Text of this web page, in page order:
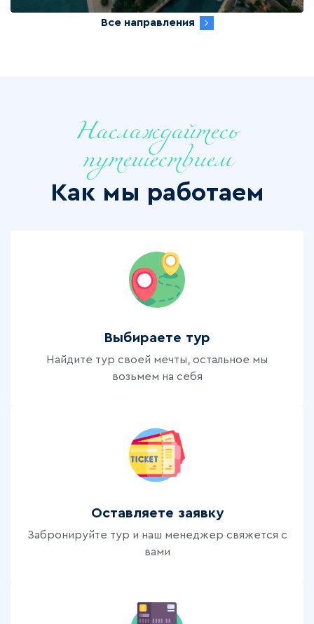
Все направления
Как мы работаем
Наслаждайтесь
путешествием
Выбираете тур
Найдите тур своей мечты, остальное мы
возьмем на себя
Оставляете заявку
Забронируйте тур и наш менеджер свяжется с
вами